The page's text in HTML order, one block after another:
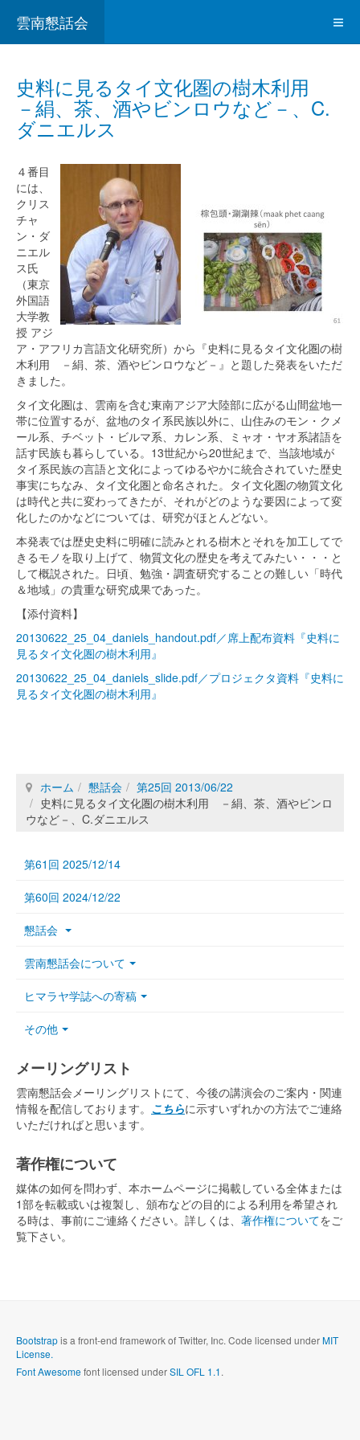
雲南懇話会
史料に見るタイ文化圏の樹木利用
－絹、茶、酒やビンロウなど－、C.
ダニエルス
４番目
には、
クリス
チャ
ン・ダ
ニエル
ス氏
（東京
外国語
大学教
授 アジ
ア・アフリカ言語文化研究所）から『史料に見るタイ文化圏の樹
木利用 －絹、茶、酒やビンロウなど－』と題した発表をいただ
きました。
タイ文化圏は、雲南を含む東南アジア大陸部に広がる山間盆地一
帯に位置するが、盆地のタイ系民族以外に、山住みのモン・クメ
ール系、チベット・ビルマ系、カレン系、ミャオ・ヤオ系諸語を
話す民族も暮らしている。13世紀から20世紀まで、当該地域が
タイ系民族の言語と文化によってゆるやかに統合されていた歴史
事実にちなみ、タイ文化圏と命名された。タイ文化圏の物質文化
は時代と共に変わってきたが、それがどのような要因によって変
化したのかなどについては、研究がほとんどない。
本発表では歴史史料に明確に読みとれる樹木とそれを加工してで
きるモノを取り上げて、物質文化の歴史を考えてみたい・・・と
して概説された。日頃、勉強・調査研究することの難しい「時代
＆地域」の貴重な研究成果であった。
【添付資料】
20130622_25_04_daniels_handout.pdf／席上配布資料『史料に
見るタイ文化圏の樹木利用』
20130622_25_04_daniels_slide.pdf／プロジェクタ資料『史料に
見るタイ文化圏の樹木利用』
ホーム 懇話会
第25回 2013/06/22
史料に見るタイ文化圏の樹木利用 －絹、茶、酒やビンロ
ウなど－、C.ダニエルス
第61回 2025/12/14
第60回 2024/12/22
懇話会
雲南懇話会について
ヒマラヤ学誌への寄稿
その他
メーリングリスト
雲南懇話会メーリングリストにて、今後の講演会のご案内・関連
情報を配信しております。 こちらに示すいずれかの方法でご連絡
いただければと思います。
著作権について
媒体の如何を問わず、本ホームページに掲載している全体または
1部を転載或いは複製し、頒布などの目的による利用を希望され
る時は、事前にご連絡ください。詳しくは、 著作権についてをご
覧下さい。
Bootstrapis a front-end framework of Twitter, Inc. Code licensed underMIT
License.
Font Awesomefont licensed underSIL OFL 1.1.